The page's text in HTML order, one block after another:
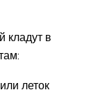
кладут в
леток